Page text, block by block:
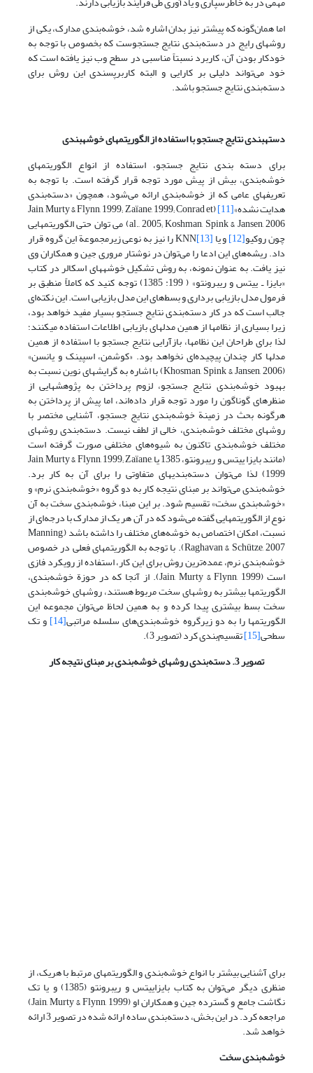
اما همان‌گونه که پیشتر نیز بدان اشاره شد، خوشه‌بندی مدارک، یکی از
روشهای رایج در دسته‌بندی نتایج جستجوست که بخصوص با توجه به
خودکار بودن آن، کاربرد نسبتاً مناسبی در سطح وب نیز یافته است که
خود می‌تواند دلیلی بر کارایی و البته کاربرپسندی این روش برای
دسته‌بندی نتایج جستجو باشد.
دسته‏بندی نتایج جستجو با استفاده از الگوریتمهای خوشه‏بندی
برای دسته بندی نتایج جستجو، استفاده از انواع الگوریتمهای
خوشه‌بندی، بیش از پیش مورد توجه قرار گرفته است. با توجه به
تعریفهای عامی که از خوشه‌بندی ارائه می‌شود، همچون «دسته‌بندی
هدایت نشده»[11]
(Jain, Murty & Flynn, 1999; Zaïane, 1999; Conrad et
al., 2005; Koshman, Spink & Jansen, 2006) می توان حتی الگوریتمهایی
چون روکیو[12] و یا[13] KNN را نیز به نوعی زیرمجموعة این گروه قرار
داد. ریشه‌های این ادعا را می‌توان در نوشتار مروری جین و همکاران وی
نیز یافت. به عنوان نمونه، به روش تشکیل خوشه‏های اسکالر در کتاب
«بایزا ـ ییتس و ریبرونتو» ( 199: 1385) توجه کنید که کاملاً منطبق بر
فرمول مدل بازیابی برداری و بسط‌های این مدل بازیابی است. این نکته‌ای
جالب است که در کار دسته‌بندی نتایج جستجو بسیار مفید خواهد بود،
زیرا بسیاری از نظامها از همین مدلهای بازیابی اطلاعات استفاده می‏کنند؛
لذا برای طراحان این نظامها، بازآرایی نتایج جستجو با استفاده از همین
مدلها کار چندان پیچیده‌ای نخواهد بود. «کوشمن، اسپینک و یانسن»
(Khosman, Spink & Jansen, 2006) با اشاره به گرایشهای نوین نسبت به
بهبود خوشه‌بندی نتایج جستجو، لزوم پرداختن به پژوهشهایی از
منظرهای گوناگون را مورد توجه قرار داده‌اند، اما پیش از پرداختن به
هرگونه بحث در زمینة خوشه‌بندی نتایج جستجو، آشنایی مختصر با
روشهای مختلف خوشه‌بندی، خالی از لطف نیست. دسته‌بندی روشهای
مختلف خوشه‌بندی تاکنون به شیوه‌های مختلفی صورت گرفته است
(مانند بایزا ییتس و ریبرونتو، 1385 یا Jain, Murty & Flynn, 1999; Zaïane,
1999) لذا می‌توان دسته‌بندیهای متفاوتی را برای آن به کار برد.
خوشه‌بندی می‌تواند بر مبنای نتیجه کار به دو گروه «خوشه‌بندی نرم» و
«خوشه‌بندی سخت» تقسیم شود. بر این مبنا، خوشه‌بندی سخت به آن
نوع از الگوریتمهایی گفته می‌شود که در آن هر یک از مدارک با درجه‌ای از
نسبت، امکان اختصاص به خوشه‌های مختلف را داشته باشد (Manning,
Raghavan & Schütze, 2007). با توجه به الگوریتمهای فعلی در خصوص
خوشه‌بندی نرم، عمده‌ترین روش برای این کار، استفاده از رویکرد فازی
است (Jain, Murty & Flynn, 1999). از آنجا که در حوزة خوشه‌بندی،
الگوریتمها بیشتر به روشهای سخت مربوط هستند، روشهای خوشه‌بندی
سخت بسط بیشتری پیدا کرده و به همین لحاظ می‌توان مجموعه این
الگوریتمها را به دو زیرگروه خوشه‌بندی‌های سلسله مراتبی[14] و تک
سطحی[15]
تقسیم‌بندی کرد (تصویر 3).
تصویر 3. دسته‌بندی روشهای خوشه‌بندی بر مبنای نتیجه کار
برای آشنایی بیشتر با انواع خوشه‌بندی و الگوریتمهای مرتبط با هریک، از
منظری دیگر می‌توان به کتاب بایزاییتس و ریبرونتو (1385) و یا تک
نگاشت جامع و گسترده جین و همکاران او (Jain, Murty & Flynn, 1999)
مراجعه کرد. در این بخش، دسته‌بندی ساده ارائه شده در تصویر 3 ارائه
خواهد شد.
خوشه‌بندی سخت